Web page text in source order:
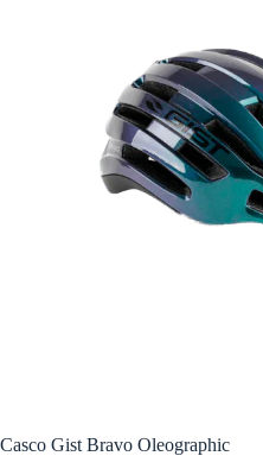
Casco Gist Bravo Oleographic